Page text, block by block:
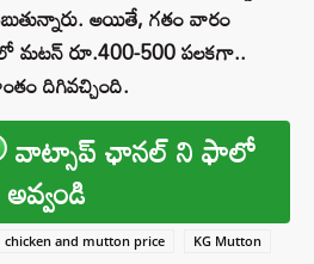
అయితే, గతం వారం
మటన్ రూ.400-500 పలకగా..
దిగివచ్చింది.
వాట్సాప్ ఛానల్ ని ఫాలో
అవ్వండి
chicken and mutton price
KG Mutton